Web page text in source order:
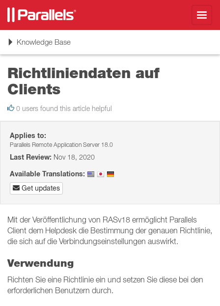
ToggleKnowledge Base
Richtliniendaten auf
Clients
0 users found this article helpful
Applies to:
Parallels Remote Application Server 18.0
Last Review: Nov 18, 2020
Available Translations:
Get updates
Mit der Veröffentlichung von RASv18 ermöglicht Parallels
Client dem Helpdesk die Bestimmung der genauen Richtlinie,
die sich auf die Verbindungseinstellungen auswirkt.
Verwendung
Richten Sie eine Richtlinie ein und setzen Sie diese bei den
erforderlichen Benutzern durch.